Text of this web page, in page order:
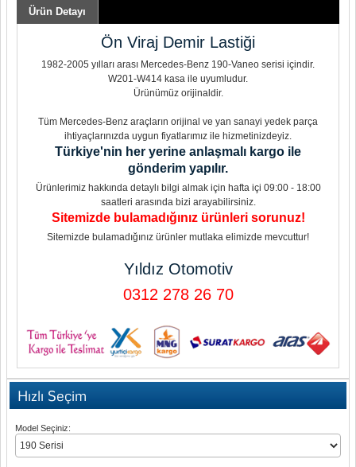
Ürün Detayı
Ön Viraj Demir Lastiği
1982-2005 yılları arası Mercedes-Benz 190-Vaneo serisi içindir.
W201-W414 kasa ile uyumludur.
Ürünümüz orijinaldir.
Tüm Mercedes-Benz araçların orijinal ve yan sanayi yedek parça
ihtiyaçlarınızda uygun fiyatlarımız ile hizmetinizdeyiz.
Türkiye'nin her yerine anlaşmalı kargo ile
gönderim yapılır.
Ürünlerimiz hakkında detaylı bilgi almak için hafta içi 09:00 - 18:00
saatleri arasında bizi arayabilirsiniz.
Sitemizde bulamadığınız ürünleri sorunuz!
Sitemizde bulamadığınız ürünler mutlaka elimizde mevcuttur!
Yıldız Otomotiv
0312 278 26 70
Hızlı Seçim
Model Seçiniz: